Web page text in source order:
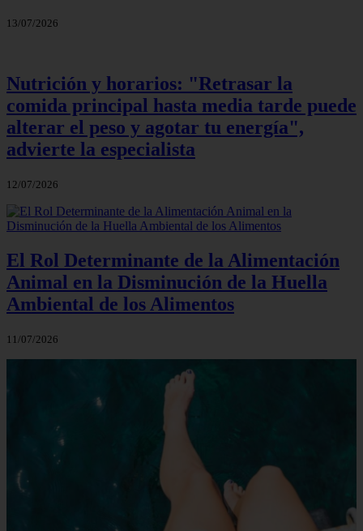
13/07/2026
Nutrición y horarios: "Retrasar la
comida principal hasta media tarde puede
alterar el peso y agotar tu energía",
advierte la especialista
12/07/2026
El Rol Determinante de la Alimentación
Animal en la Disminución de la Huella
Ambiental de los Alimentos
11/07/2026